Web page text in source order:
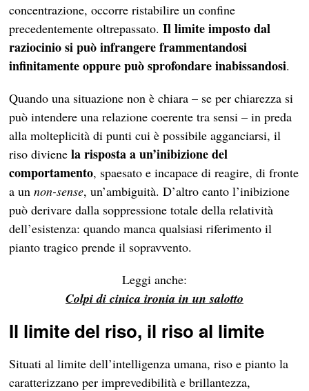
concentrazione, occorre ristabilire un confine
precedentemente oltrepassato.Il limite imposto dal
raziocinio si può infrangere frammentandosi
infinitamente oppure può sprofondare inabissandosi.
Quando una situazione non è chiara – se per chiarezza si
può intendere una relazione coerente tra sensi – in preda
alla molteplicità di punti cui è possibile agganciarsi, il
riso divienela risposta a un’inibizione del
comportamento, spaesato e incapace di reagire, di fronte
a unnon-sense, un’ambiguità. D’altro canto l’inibizione
può derivare dalla soppressione totale della relatività
dell’esistenza: quando manca qualsiasi riferimento il
pianto tragico prende il sopravvento.
Leggi anche:
Colpi di cinica ironia in un salotto
Il limite del riso, il riso al limite
Situati al limite dell’intelligenza umana, riso e pianto la
caratterizzano per imprevedibilità e brillantezza,